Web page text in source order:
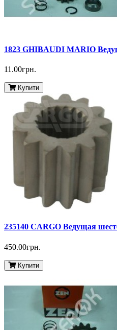
1823 GHIBAUDI MARIO
11.00грн.
Купити
235140 CARGO Ведущая
450.00грн.
Купити